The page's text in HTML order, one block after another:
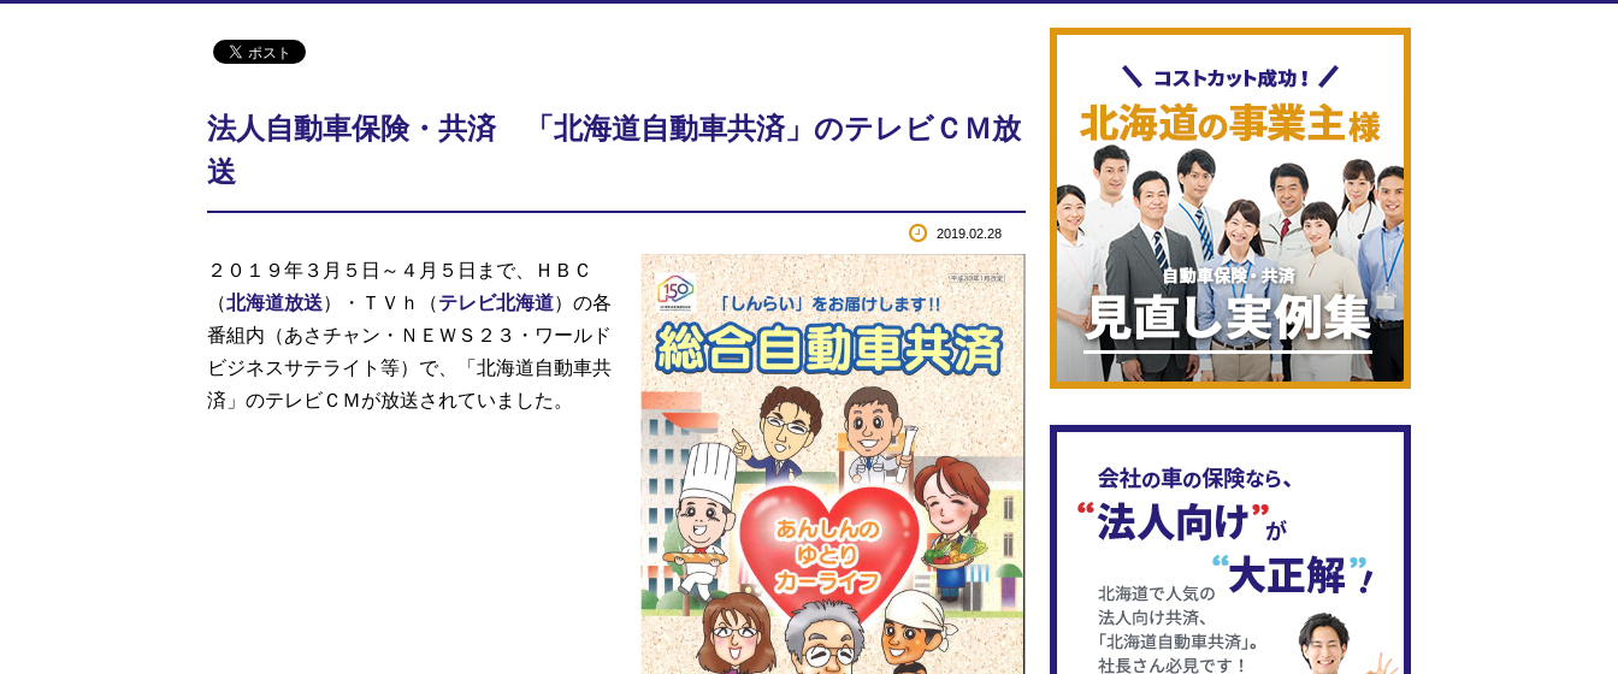
法人自動車保険・共済 「北海道自動車共済」のテレビＣＭ放
送
2019.02.28
２０１９年３月５日～４月５日まで、ＨＢＣ
（北海道放送）・ＴＶｈ（テレビ北海道）の各
番組内（あさチャン・ＮＥＷＳ２３・ワールド
ビジネスサテライト等）で、「北海道自動車共
済」のテレビＣＭが放送されていました。